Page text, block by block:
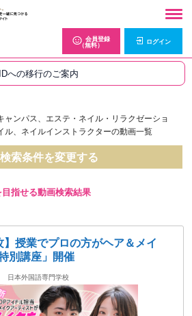
会員登録
（無料）
ログイン
への移行のご案内
ャンパス、エステ・ネイル・リラクゼーショ
ル、ネイルインストラクターの動画一覧
検索条件を変更する
指せる動画検索結果
】授業でプロの方がヘア＆メイ
別講座」開催
日本外国語専門学校